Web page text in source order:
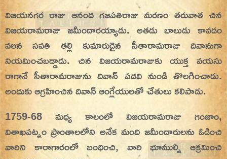
విజయనగర రాజు ఆనంద గజపతిరాజు మరణం తరువాత చిన
విజయరామరాజు జమీందారయ్యాడు. అతడు బాలుడు కావడం
వలన సవతి తల్లి కుమారుడైన సీతారామరాజు దివానుగా
నియమించబడ్డాడు. చిన విజయరామరాజుకు యుక్త వయసు
రాగానే సీతారామరాజును దివాన్ పదవి నుండి తొలగించాడు.
అందుకు ఆగ్రహించిన దివాన్ ఆంగ్లేయులతో చేతులు కలిపాడు.
1759-68 మధ్య కాలంలో విజయరామరాజు గంజాం,
విశాఖపట్నం ప్రాంతాలలోని అనేక మంది జమీందారులను ఓడించి
వారిని కారాగారంలో బంధించి, వారి భూముల్ని ఆక్రమించి